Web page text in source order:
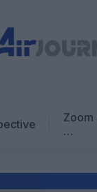
Zoom
…